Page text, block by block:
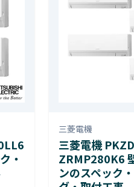
・
三菱電機
三菱電機
ZRMP280K6
ンのスペック